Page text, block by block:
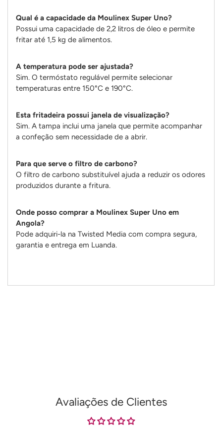
Qual é a capacidade da Moulinex Super Uno?
Possui uma capacidade de 2,2 litros de óleo e permite
fritar até 1,5 kg de alimentos.
A temperatura pode ser ajustada?
Sim. O termóstato regulável permite selecionar
temperaturas entre 150°C e 190°C.
Esta fritadeira possui janela de visualização?
Sim. A tampa inclui uma janela que permite acompanhar
a confeção sem necessidade de a abrir.
Para que serve o filtro de carbono?
O filtro de carbono substituível ajuda a reduzir os odores
produzidos durante a fritura.
Onde posso comprar a Moulinex Super Uno em
Angola?
Pode adquiri-la na Twisted Media com compra segura,
garantia e entrega em Luanda.
Avaliações de Clientes